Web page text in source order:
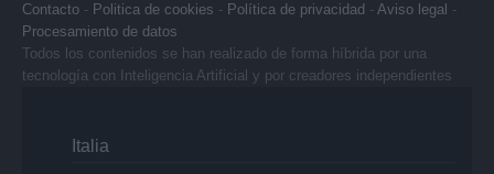
Contacto - Politica de cookies - Política de privacidad - Aviso legal -
Procesamiento de datos
Todos los contenidos se han realizado de forma híbrida por una
tecnología con Inteligencia Artificial y por creadores independientes
Italia